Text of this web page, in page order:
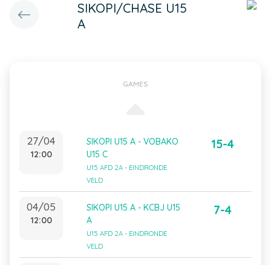
SIKOPI/CHASE U15
A
GAMES
27/04
12:00
SIKOPI U15 A - VOBAKO
U15 C
U15 AFD 2A - EINDRONDE
VELD
15-4
04/05
12:00
SIKOPI U15 A - KCBJ U15
A
U15 AFD 2A - EINDRONDE
VELD
7-4